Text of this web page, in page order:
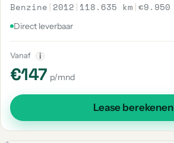
Benzine | 2012 | 118.635 km |€9.950
Direct leverbaar
Vanaf i
€147 p/mnd
Lease berekenen